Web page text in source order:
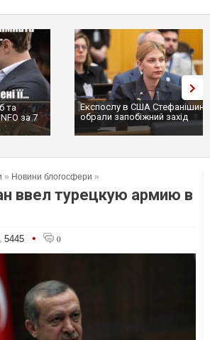
та
за 7
Експослу в США
обрали запобіжний захід
» Новини блогосфери »
ввел турецкую армию в
5445 • 0